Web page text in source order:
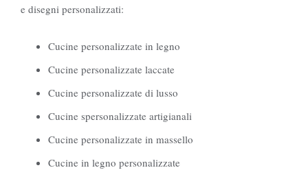
e disegni personalizzati:
Cucine personalizzate in legno
Cucine personalizzate laccate
Cucine personalizzate di lusso
Cucine spersonalizzate artigianali
Cucine personalizzate in massello
Cucine in legno personalizzate